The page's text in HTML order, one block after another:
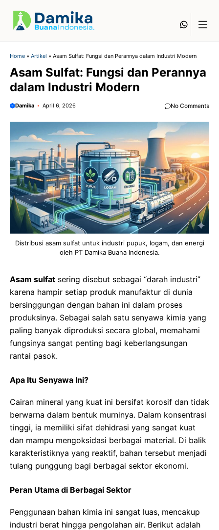
content
Home » Artikel » Asam Sulfat: Fungsi dan Perannya dalam Industri Modern
Asam Sulfat: Fungsi dan Perannya
dalam Industri Modern
Damika April 6, 2026 No Comments
Distribusi asam sulfat untuk industri pupuk, logam, dan energi
oleh PT Damika Buana Indonesia.
Asam sulfat sering disebut sebagai “darah industri”
karena hampir setiap produk manufaktur di dunia
bersinggungan dengan bahan ini dalam proses
produksinya. Sebagai salah satu senyawa kimia yang
paling banyak diproduksi secara global, memahami
fungsinya sangat penting bagi keberlangsungan
rantai pasok.
Apa Itu Senyawa Ini?
Cairan mineral yang kuat ini bersifat korosif dan tidak
berwarna dalam bentuk murninya. Dalam konsentrasi
tinggi, ia memiliki sifat dehidrasi yang sangat kuat
dan mampu mengoksidasi berbagai material. Di balik
karakteristiknya yang reaktif, bahan tersebut menjadi
tulang punggung bagi berbagai sektor ekonomi.
Peran Utama di Berbagai Sektor
Penggunaan bahan kimia ini sangat luas, mencakup
industri berat hingga pengolahan air. Berikut adalah